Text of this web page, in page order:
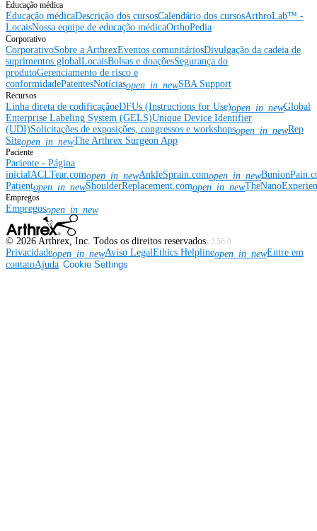
Educação médica
Educação médicaDescrição dos cursosCalendário dos cursosArthroLab™ -
LocaisNossa equipe de educação médicaOrthoPedia
Corporativo
CorporativoSobre a ArthrexEventos comunitáriosDivulgação da cadeia de
suprimentos globalLocaisBolsas e doaçõesSegurança do
produtoGerenciamento de risco e
conformidadePatentesNotíciasopen_in_newSBA Support
Recursos
Linha direta de codificaçãoeDFUs (Instructions for Use)open_in_newGlobal
Enterprise Labeling System (GELS)Unique Device Identifier
(UDI)Solicitações de exposições, congressos e workshopsopen_in_newRep
Siteopen_in_newThe Arthrex Surgeon App
Paciente
Paciente - Página
inicialACLTear.comopen_in_newAnkleSprain.comopen_in_new
Patientopen_in_newShoulderReplacement.comopen_in_new
Empregos
Empregosopen_in_new
© 2026 Arthrex, Inc. Todos os direitos reservadosv3.56.0
Privacidadeopen_in_newAviso LegalEthics Helplineopen_in_newEntre em
contatoAjuda Cookie Settings